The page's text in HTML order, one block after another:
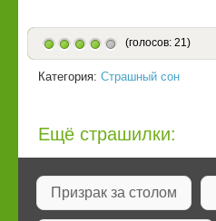
(голосов: 21)
Категория: Страшный сон
Ещё страшилки:
Призрак за столом